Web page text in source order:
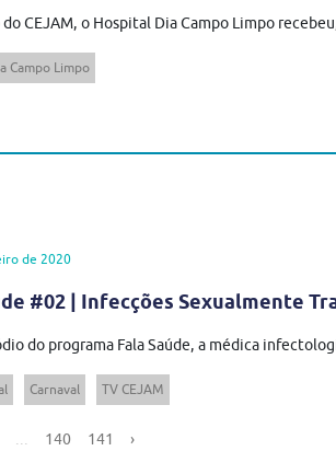
do CEJAM, o Hospital Dia Campo Limpo
Campo Limpo
de 2020
#02 | Infecções Sexualmente
do programa Fala Saúde, a médica
Carnaval TV CEJAM
140 141 ›